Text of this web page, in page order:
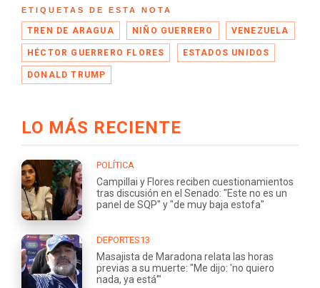
ETIQUETAS DE ESTA NOTA
TREN DE ARAGUA NIÑO GUERRERO VENEZUELA
HÉCTOR GUERRERO FLORES ESTADOS UNIDOS
DONALD TRUMP
LO MÁS RECIENTE
POLÍTICA
Campillai y Flores reciben cuestionamientos
tras discusión en el Senado: "Este no es un
panel de SQP" y "de muy baja estofa"
DEPORTES13
Masajista de Maradona relata las horas
previas a su muerte: "Me dijo: 'no quiero
nada, ya está'"